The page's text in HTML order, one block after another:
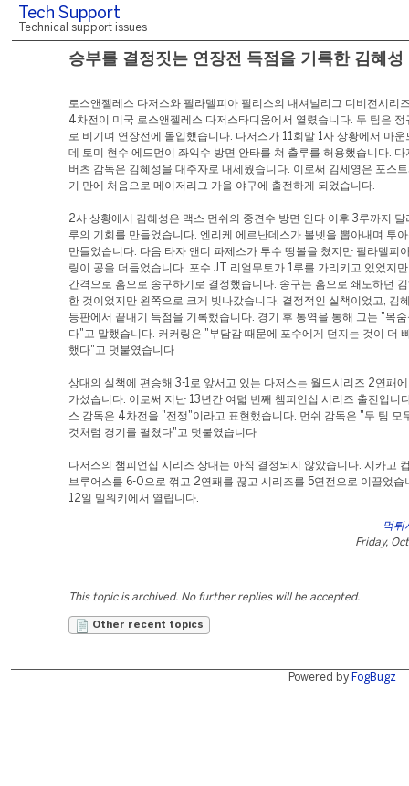
Tech Support
Technical support issues
승부를 결정짓는 연장전 득점을 기록한 김혜성
로스앤젤레스 다저스와 필라델피아 필리스의 내셔널리그 디비전시리
4차전이 미국 로스앤젤레스 다저스타디움에서 열렸습니다. 두 팀은 정
로 비기며 연장전에 돌입했습니다. 다저스가 11회말 1사 상황에서 마운
데 토미 현수 에드먼이 좌익수 방면 안타를 쳐 출루를 허용했습니다. 다
버츠 감독은 김혜성을 대주자로 내세웠습니다. 이로써 김세영은 포스
기 만에 처음으로 메이저리그 가을 야구에 출전하게 되었습니다.
2사 상황에서 김혜성은 맥스 먼쉬의 중견수 방면 안타 이후 3루까지 달
루의 기회를 만들었습니다. 엔리케 에르난데스가 볼넷을 뽑아내며 투
만들었습니다. 다음 타자 앤디 파제스가 투수 땅볼을 쳤지만 필라델피
링이 공을 더듬었습니다. 포수 JT 리얼무토가 1루를 가리키고 있었지
간격으로 홈으로 송구하기로 결정했습니다. 송구는 홈으로 쇄도하던
한 것이었지만 왼쪽으로 크게 빗나갔습니다. 결정적인 실책이었고, 김
등판에서 끝내기 득점을 기록했습니다. 경기 후 통역을 통해 그는 "목
다"고 말했습니다. 커커링은 "부담감 때문에 포수에게 던지는 것이 더
했다"고 덧붙였습니다
상대의 실책에 편승해 3-1로 앞서고 있는 다저스는 월드시리즈 2연패
가섰습니다. 이로써 지난 13년간 여덟 번째 챔피언십 시리즈 출전입니
스 감독은 4차전을 "전쟁"이라고 표현했습니다. 먼쉬 감독은 "두 팀 모
것처럼 경기를 펼쳤다"고 덧붙였습니다
다저스의 챔피언십 시리즈 상대는 아직 결정되지 않았습니다. 시카고
브루어스를 6-0으로 꺾고 2연패를 끊고 시리즈를 5연전으로 이끌었습
12일 밀워키에서 열립니다.
먹튀
Friday,
This topic is archived. No further replies will be accepted.
Other recent topics
Powered by FogBugz